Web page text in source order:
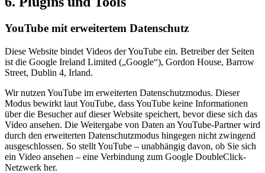
YouTube mit erweitertem Datenschutz
Diese Website bindet Videos der YouTube ein. Betreiber der Seiten
ist die Google Ireland Limited („Google“), Gordon House, Barrow
Street, Dublin 4, Irland.
Wir nutzen YouTube im erweiterten Datenschutzmodus. Dieser
Modus bewirkt laut YouTube, dass YouTube keine Informationen
über die Besucher auf dieser Website speichert, bevor diese sich das
Video ansehen. Die Weitergabe von Daten an YouTube-Partner wird
durch den erweiterten Datenschutzmodus hingegen nicht zwingend
ausgeschlossen. So stellt YouTube – unabhängig davon, ob Sie sich
ein Video ansehen – eine Verbindung zum Google DoubleClick-
Netzwerk her.